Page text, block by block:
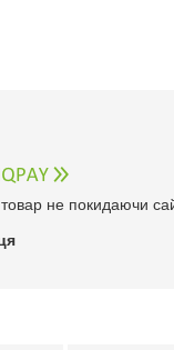
не покидаючи